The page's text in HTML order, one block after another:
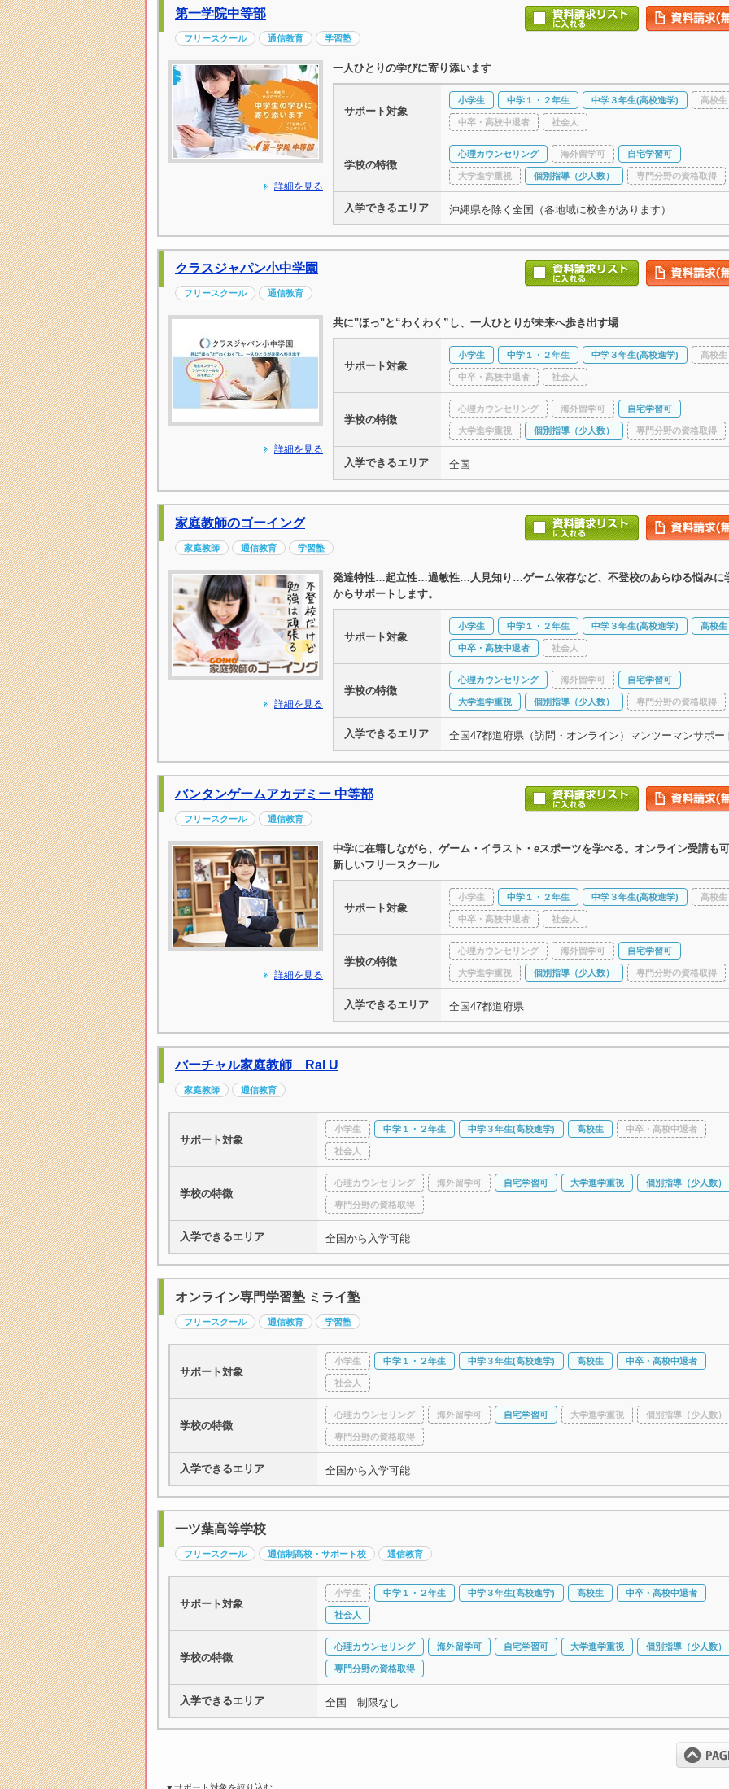
第一学院中等部
フリースクール 通信教育 学習塾
詳細を見る
一人ひとりの学びに寄り添います
サポート対象
小学生 中学１・２年生 中学３年生(高校進学) 高校生
中卒・高校中退者 社会人
学校の特徴
心理カウンセリング 海外留学可 自宅学習可
大学進学重視 個別指導（少人数） 専門分野の資格取得
入学できるエリア 沖縄県を除く全国（各地域に校舎があります）
クラスジャパン小中学園
フリースクール 通信教育
詳細を見る
共に"ほっ"と“わくわく”し、一人ひとりが未来へ歩き出す場
サポート対象
小学生 中学１・２年生 中学３年生(高校進学) 高校生
中卒・高校中退者 社会人
学校の特徴
心理カウンセリング 海外留学可 自宅学習可
大学進学重視 個別指導（少人数） 専門分野の資格取得
入学できるエリア 全国
家庭教師のゴーイング
家庭教師 通信教育 学習塾
詳細を見る
発達特性…起立性…過敏性…人見知り…ゲーム依存など、不登校のあらゆる悩みに
からサポートします。
サポート対象
小学生 中学１・２年生 中学３年生(高校進学) 高校生
中卒・高校中退者 社会人
学校の特徴
心理カウンセリング 海外留学可 自宅学習可
大学進学重視 個別指導（少人数） 専門分野の資格取得
入学できるエリア 全国47都道府県（訪問・オンライン）マンツーマンサポー
バンタンゲームアカデミー 中等部
フリースクール 通信教育
詳細を見る
中学に在籍しながら、ゲーム・イラスト・eスポーツを学べる。オンライン受講も
新しいフリースクール
サポート対象
小学生 中学１・２年生 中学３年生(高校進学) 高校生
中卒・高校中退者 社会人
学校の特徴
心理カウンセリング 海外留学可 自宅学習可
大学進学重視 個別指導（少人数） 専門分野の資格取得
入学できるエリア 全国47都道府県
バーチャル家庭教師 Ral U
家庭教師 通信教育
サポート対象
小学生 中学１・２年生 中学３年生(高校進学) 高校生 中卒・高校中退者
社会人
学校の特徴
心理カウンセリング 海外留学可 自宅学習可 大学進学重視 個別指導（少人数）
専門分野の資格取得
入学できるエリア 全国から入学可能
オンライン専門学習塾 ミライ塾
フリースクール 通信教育 学習塾
サポート対象
小学生 中学１・２年生 中学３年生(高校進学) 高校生 中卒・高校中退者
社会人
学校の特徴
心理カウンセリング 海外留学可 自宅学習可 大学進学重視 個別指導（少人数）
専門分野の資格取得
入学できるエリア 全国から入学可能
一ツ葉高等学校
フリースクール 通信制高校・サポート校 通信教育
サポート対象
小学生 中学１・２年生 中学３年生(高校進学) 高校生 中卒・高校中退者
社会人
学校の特徴
心理カウンセリング 海外留学可 自宅学習可 大学進学重視 個別指導（少人数）
専門分野の資格取得
入学できるエリア 全国 制限なし